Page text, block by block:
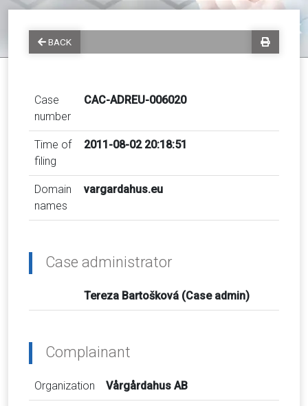
BACK
Case
number
CAC-ADREU-006020
Time of
filing
2011-08-02 20:18:51
Domain
names
vargardahus.eu
Case administrator
Tereza Bartošková (Case admin)
Complainant
Organization Vårgårdahus AB